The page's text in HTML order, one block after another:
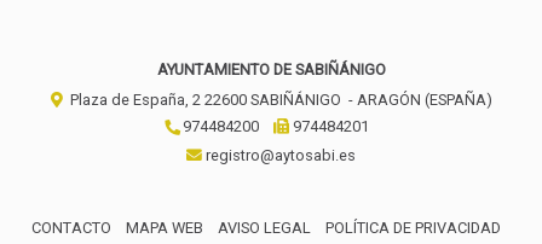
AYUNTAMIENTO DE SABIÑÁNIGO
Plaza de España, 2 22600 SABIÑÁNIGO - ARAGÓN (ESPAÑA)
974484200
974484201
registro@aytosabi.es
CONTACTO MAPA WEB AVISO LEGAL POLÍTICA DE PRIVACIDAD